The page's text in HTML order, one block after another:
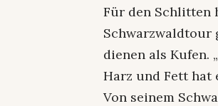
Für den Schlitten
Schwarzwaldtour
dienen als Kufen.
Harz und Fett hat
Von seinem